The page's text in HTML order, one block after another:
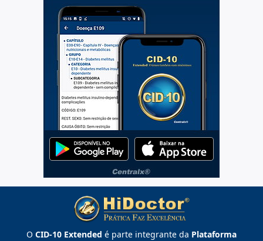
O CID-10 Extended é parte integrante da Plataforma